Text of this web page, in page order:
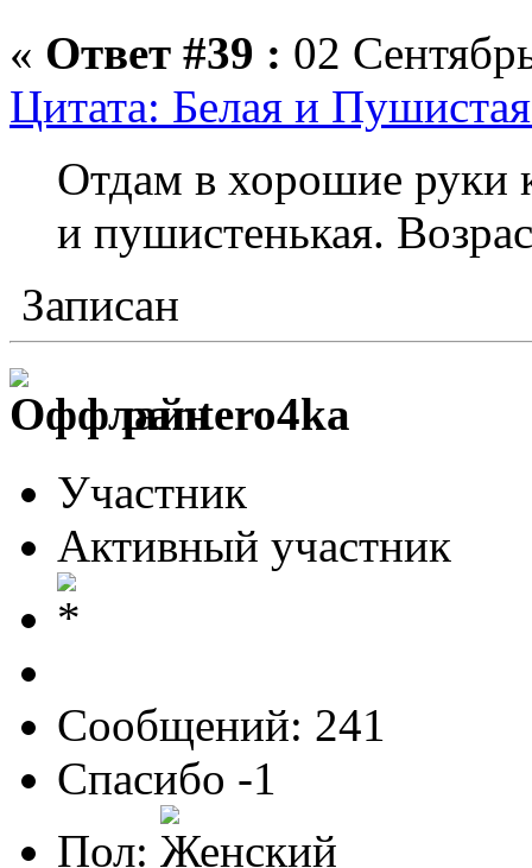
« Ответ #39 : 02
Цитата: Белая и
Отдам в хорошие руки
и пушистенькая.
Записан
pantero4ka
Участник
Активный участник
Сообщений: 241
Спасибо -1
Пол: